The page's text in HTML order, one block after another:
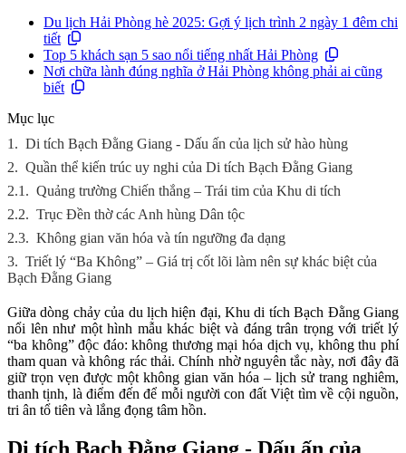
Du lịch Hải Phòng hè 2025: Gợi ý lịch trình 2 ngày 1 đêm chi
tiết
Top 5 khách sạn 5 sao nổi tiếng nhất Hải Phòng
Nơi chữa lành đúng nghĩa ở Hải Phòng không phải ai cũng
biết
Mục lục
1. Di tích Bạch Đằng Giang - Dấu ấn của lịch sử hào hùng
2. Quần thể kiến trúc uy nghi của Di tích Bạch Đằng Giang
2.1. Quảng trường Chiến thắng – Trái tim của Khu di tích
2.2. Trục Đền thờ các Anh hùng Dân tộc
2.3. Không gian văn hóa và tín ngưỡng đa dạng
3. Triết lý “Ba Không” – Giá trị cốt lõi làm nên sự khác biệt của
Bạch Đằng Giang
Giữa dòng chảy của du lịch hiện đại, Khu di tích Bạch Đằng Giang
nổi lên như một hình mẫu khác biệt và đáng trân trọng với triết lý
“ba không” độc đáo: không thương mại hóa dịch vụ, không thu phí
tham quan và không rác thải. Chính nhờ nguyên tắc này, nơi đây đã
giữ trọn vẹn được một không gian văn hóa – lịch sử trang nghiêm,
thanh tịnh, là điểm đến để mỗi người con đất Việt tìm về cội nguồn,
tri ân tổ tiên và lắng đọng tâm hồn.